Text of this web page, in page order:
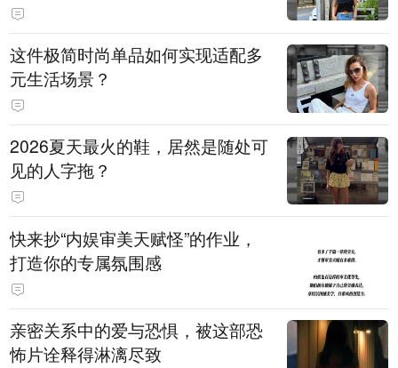
这件极简时尚单品如何实现适配多
元生活场景？
2026夏天最火的鞋，居然是随处可
见的人字拖？
快来抄“内娱审美天赋怪”的作业，
打造你的专属氛围感
亲密关系中的爱与恐惧，被这部恐
怖片诠释得淋漓尽致